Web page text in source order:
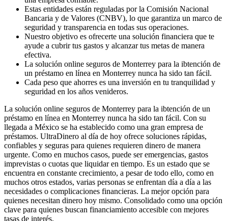
Estas entidades están reguladas por la Comisión Nacional
Bancaria y de Valores (CNBV), lo que garantiza un marco de
seguridad y transparencia en todas sus operaciones.
Nuestro objetivo es ofrecerte una solución financiera que te
ayude a cubrir tus gastos y alcanzar tus metas de manera
efectiva.
La solución online seguros de Monterrey para la ibtención de
un préstamo en línea en Monterrey nunca ha sido tan fácil.
Cada peso que ahorres es una inversión en tu tranquilidad y
seguridad en los años venideros.
La solución online seguros de Monterrey para la ibtención de un
préstamo en línea en Monterrey nunca ha sido tan fácil. Con su
llegada a México se ha establecido como una gran empresa de
préstamos. UltraDinero al día de hoy ofrece soluciones rápidas,
confiables y seguras para quienes requieren dinero de manera
urgente. Como en muchos casos, puede ser emergencias, gastos
imprevistas o cuotas que liquidar en tiempo. Es un estado que se
encuentra en constante crecimiento, a pesar de todo ello, como en
muchos otros estados, varias personas se enfrentan día a día a las
necesidades o complicaciones financieras. La mejor opción para
quienes necesitan dinero hoy mismo. Consolidado como una opción
clave para quienes buscan financiamiento accesible con mejores
tasas de interés.